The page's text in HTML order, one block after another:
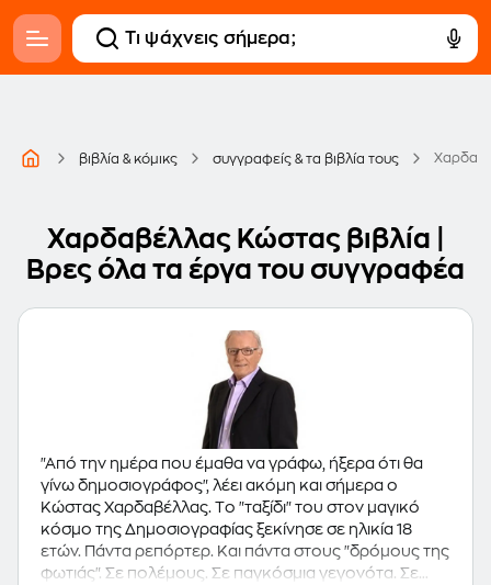
βιβλία & κόμικς συγγραφείς & τα βιβλία τους
Χαρδαβέλλας Κώστας βιβλία |
Βρες όλα τα έργα του συγγραφέα
"Από την ημέρα που έμαθα να γράφω, ήξερα ότι θα
γίνω δημοσιογράφος", λέει ακόμη και σήμερα ο
Κώστας Χαρδαβέλλας. Tο "ταξίδι" του στον μαγικό
κόσμο της Δημοσιογραφίας ξεκίνησε σε ηλικία 18
ετών. Πάντα ρεπόρτερ. Και πάντα στους "δρόμους της
φωτιάς". Σε πολέμους. Σε παγκόσμια γεγονότα. Σε